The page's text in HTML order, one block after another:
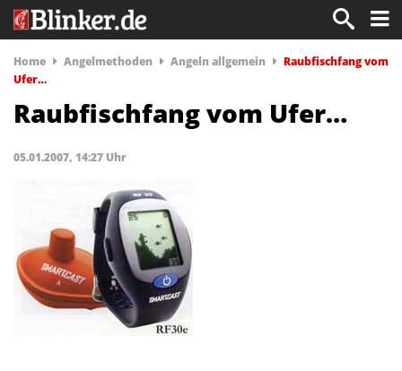
Home Angelmethoden Angeln allgemein
Raubfischfang vom
Ufer…
Raubfischfang vom Ufer…
05.01.2007, 14:27 Uhr